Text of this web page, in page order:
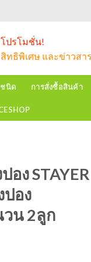
โปรโมชั่น!
สิทธิพิเศษ และข่าวสา
ชนิด การสั่งซื้อสินค้า
อง STAYER
ปอง
น 2ลูก